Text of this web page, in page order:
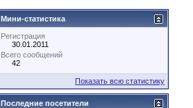
Мини-статистика
Регистрация
30.01.2011
Всего сообщений
42
Показать всю статистику
Последние посетители